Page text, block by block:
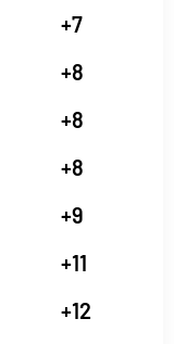
+7
+8
+8
+8
+9
+11
+12